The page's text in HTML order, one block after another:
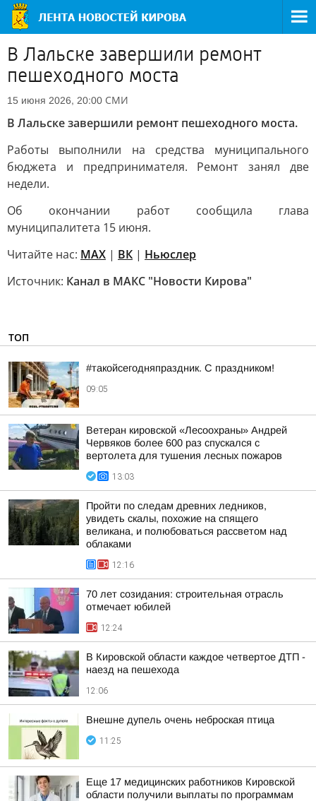
В Лальске завершили ремонт
пешеходного моста
15 июня 2026, 20:00 СМИ
В Лальске завершили ремонт пешеходного моста.
Работы выполнили на средства муниципального
бюджета и предпринимателя. Ремонт занял две
недели.
Об окончании работ сообщила глава
муниципалитета 15 июня.
Читайте нас: MAX | ВК | Ньюслер
Источник: Канал в МАКС "Новости Кирова"
ТОП
#такойсегодняпраздник. С праздником!
09:05
Ветеран кировской «Лесоохраны» Андрей
Червяков более 600 раз спускался с
вертолета для тушения лесных пожаров
13:03
Пройти по следам древних ледников,
увидеть скалы, похожие на спящего
великана, и полюбоваться рассветом над
облаками
12:16
70 лет созидания: строительная отрасль
отмечает юбилей
12:24
В Кировской области каждое четвертое ДТП -
наезд на пешехода
12:06
Внешне дупель очень неброская птица
11:25
Еще 17 медицинских работников Кировской
области получили выплаты по программам